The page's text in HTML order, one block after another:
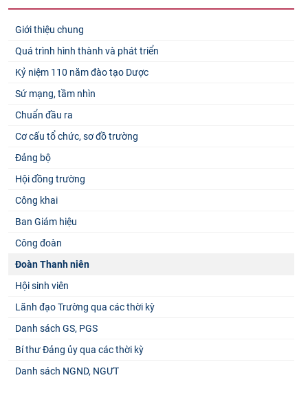
Giới thiệu chung
Quá trình hình thành và phát triển
Kỷ niệm 110 năm đào tạo Dược
Sứ mạng, tầm nhìn
Chuẩn đầu ra
Cơ cấu tổ chức, sơ đồ trường
Đảng bộ
Hội đồng trường
Công khai
Ban Giám hiệu
Công đoàn
Đoàn Thanh niên
Hội sinh viên
Lãnh đạo Trường qua các thời kỳ
Danh sách GS, PGS
Bí thư Đảng ủy qua các thời kỳ
Danh sách NGND, NGƯT